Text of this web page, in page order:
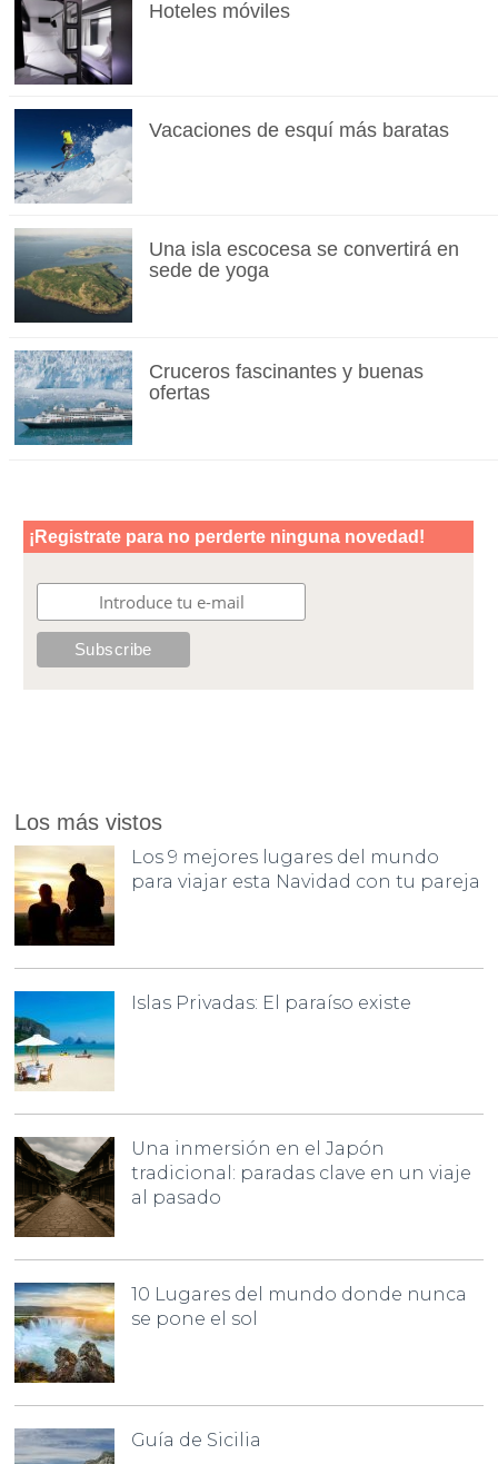
Hoteles móviles
Vacaciones de esquí más baratas
Una isla escocesa se convertirá en
sede de yoga
Cruceros fascinantes y buenas
ofertas
Los más vistos
Los 9 mejores lugares del mundo
para viajar esta Navidad con tu pareja
Islas Privadas: El paraíso existe
Una inmersión en el Japón
tradicional: paradas clave en un viaje
al pasado
10 Lugares del mundo donde nunca
se pone el sol
Guía de Sicilia